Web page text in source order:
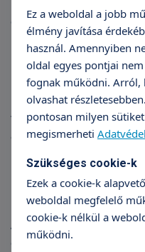
elmúlik”.
Előfordul, hogy a
részesül és a
rejtve marad.
fogamzásgátlót ír fel
a menstruációt, csak
kezeli. Vagy a
ír fel, de ezek nem
Diagnózis
A helyes és pontos
Ez a weboldal a jobb
élmény javítása
használ. Amennyiben
oldal egyes pontjai
fognak működni. Arról,
olvashat
pontosan milyen
megismerheti
Szükséges cookie-k
Ezek a cookie-k
weboldal megfelelő
cookie-k nélkül a
működni.